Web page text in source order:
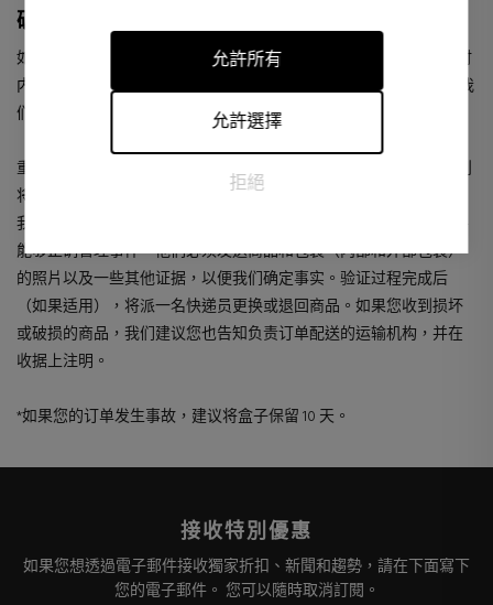
允許所有
允許選擇
拒絕
破损或原产地缺陷
如果您的订单到达时发现原产地有缺陷或破损，请在
收到后 48 小时
内
通过我们的联系表或电子邮件 (help@sabina.com) 与我们联系
，我
们将处理您的事件。
重要提示：如果未在之前规定的交货日期后 48 小时内进行沟通，则
将不接受损坏商品以及原产地有缺陷的商品的退货。
我们始终需要买方提供一份或多份证据，以便能够确定损坏/缺陷并
能够正确管理事件。他们必须发送商品和包装（内部和外部包装）
的照片以及一些其他证据，以便我们确定事实。验证过程完成后
（如果适用），将派一名快递员更换或退回商品。如果您收到损坏
或破损的商品，我们建议您也告知负责订单配送的运输机构，并在
收据上注明。
*如果您的订单发生事故，建议将盒子保留 10 天。
接收特別優惠
如果您想透過電子郵件接收獨家折扣、新聞和趨勢，請在下面寫下
您的電子郵件。 您可以隨時取消訂閱。